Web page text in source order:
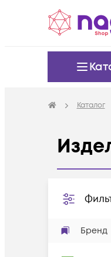
Каталог
Бренд